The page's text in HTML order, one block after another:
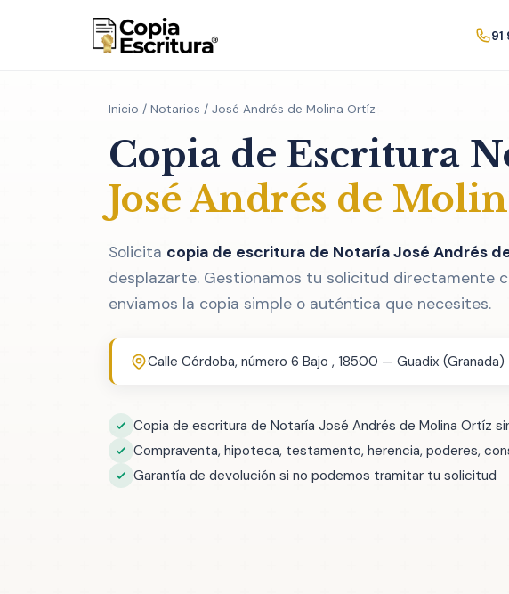
Inicio / Notarios / José Andrés de Molina Ortíz
Copia de Escritura
José Andrés de
Solicita copia de escritura de Notaría José Andrés
desplazarte. Gestionamos tu solicitud directamente
enviamos la copia simple o auténtica que necesites.
Calle Córdoba, número 6 Bajo , 18500 — Guadix (Granada)
Copia de escritura de Notaría José Andrés de Molina Ortíz
Compraventa, hipoteca, testamento, herencia, poderes,
Garantía de devolución si no podemos tramitar tu solicitud